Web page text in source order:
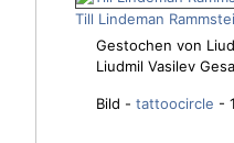
Till Lindeman
Gestochen von
Liudmil Vasilev
Bild - tattoocircle -